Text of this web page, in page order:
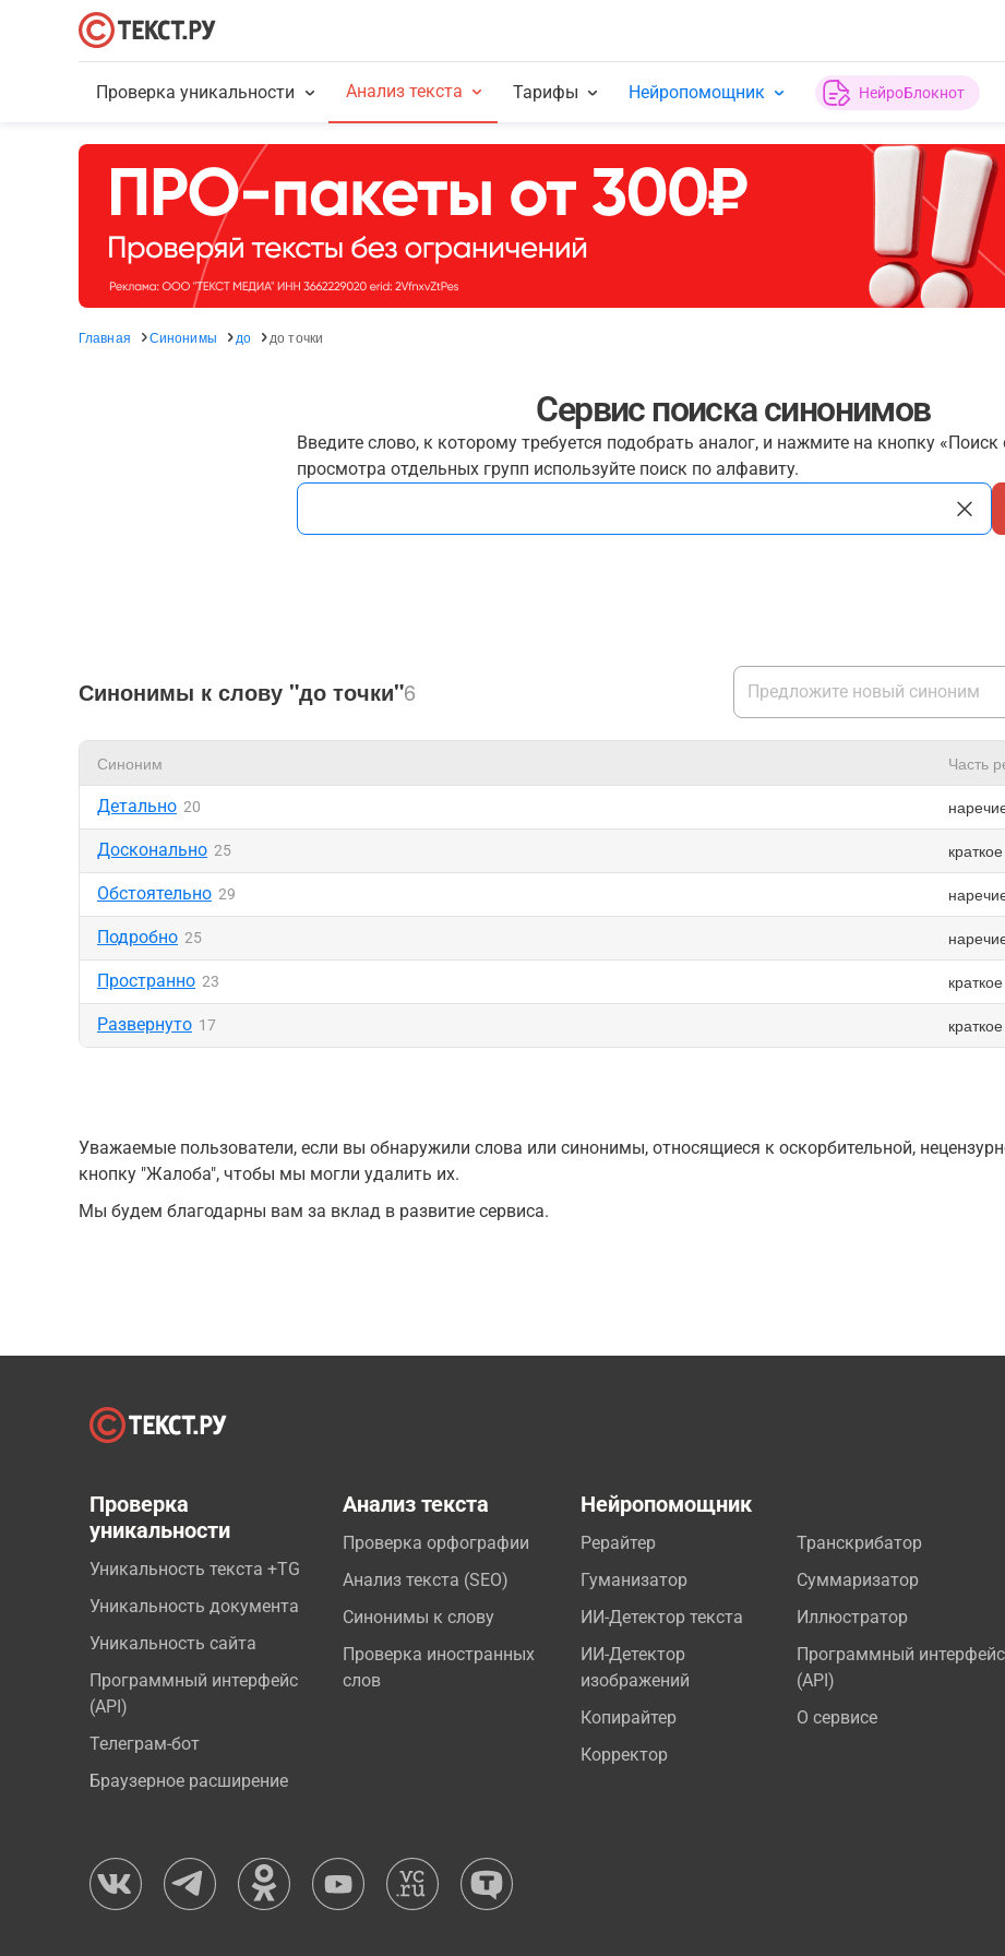
Проверка уникальности Анализ текста Тарифы Нейропомощник НейроБлокнот
Главная Синонимы до до точки
Сервис поиска синонимов
Введите слово, к которому требуется подобрать аналог, и нажмите на кнопку
просмотра отдельных групп используйте поиск по алфавиту.
Синонимы к слову "до точки"6
Синоним Часть
Детально 20
Досконально 25
Обстоятельно 29
Подробно 25
Пространно 23
Развернуто 17
Уважаемые пользователи, если вы обнаружили слова или синонимы, относящиеся к оскорбительной,
кнопку "Жалоба", чтобы мы могли удалить их.
Мы будем благодарны вам за вклад в развитие сервиса.
Проверка
уникальности
Уникальность текста +TG
Уникальность документа
Уникальность сайта
Программный интерфейс
(API)
Телеграм-бот
Браузерное расширение
Анализ текста
Проверка орфографии
Анализ текста (SEO)
Синонимы к слову
Проверка иностранных
слов
Нейропомощник
Рерайтер
Гуманизатор
ИИ-Детектор текста
ИИ-Детектор
изображений
Копирайтер
Корректор
Транскрибатор
Суммаризатор
Иллюстратор
Программный интерфейс
(API)
О сервисе